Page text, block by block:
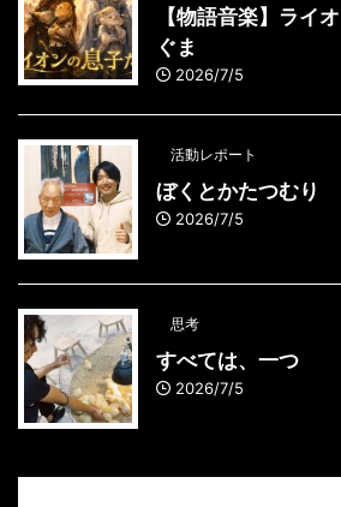
【物語音楽】ライ
ぐま
2026/7/5
活動レポート
ぼくとかたつむり
2026/7/5
思考
すべては、一つ
2026/7/5